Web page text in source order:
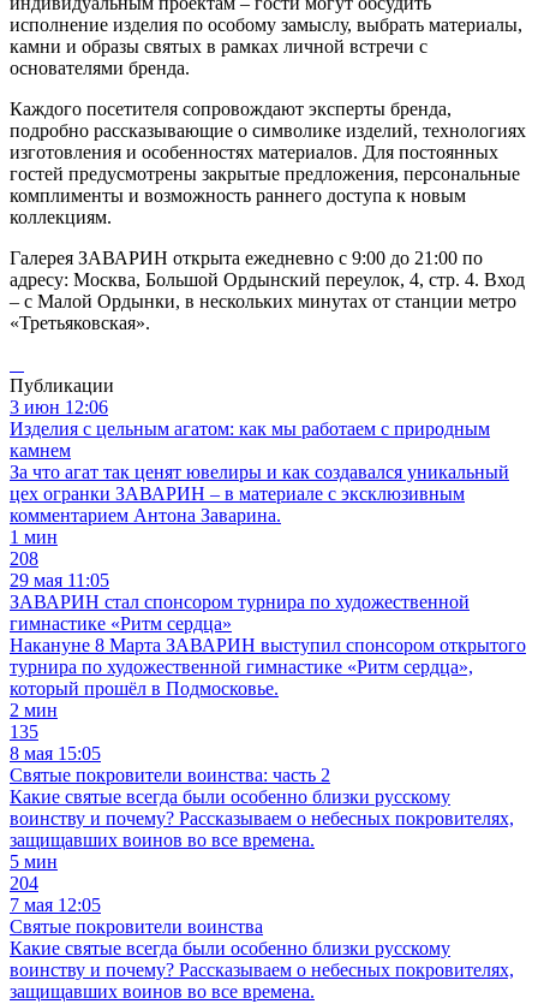
исполнение изделия по особому замыслу, выбрать материалы,
камни и образы святых в рамках личной встречи с
основателями бренда.
Каждого посетителя сопровождают эксперты бренда,
подробно рассказывающие о символике изделий, технологиях
изготовления и особенностях материалов. Для постоянных
гостей предусмотрены закрытые предложения, персональные
комплименты и возможность раннего доступа к новым
коллекциям.
Галерея ЗАВАРИН открыта ежедневно с 9:00 до 21:00 по
адресу: Москва, Большой Ордынский переулок, 4, стр. 4. Вход
– с Малой Ордынки, в нескольких минутах от станции метро
«Третьяковская».
Публикации
3 июн 12:06
Изделия с цельным агатом: как мы работаем с природным
камнем
За что агат так ценят ювелиры и как создавался уникальный
цех огранки ЗАВАРИН – в материале с эксклюзивным
комментарием Антона Заварина.
1 мин
208
29 мая 11:05
ЗАВАРИН стал спонсором турнира по художественной
гимнастике «Ритм сердца»
Накануне 8 Марта ЗАВАРИН выступил спонсором открытого
турнира по художественной гимнастике «Ритм сердца»,
который прошёл в Подмосковье.
2 мин
135
8 мая 15:05
Святые покровители воинства: часть 2
Какие святые всегда были особенно близки русскому
воинству и почему? Рассказываем о небесных покровителях,
защищавших воинов во все времена.
5 мин
204
7 мая 12:05
Святые покровители воинства
Какие святые всегда были особенно близки русскому
воинству и почему? Рассказываем о небесных покровителях,
защищавших воинов во все времена.